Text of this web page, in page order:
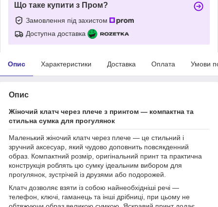
Що таке купити з Пром?
Замовлення під захистом
Доступна доставка
Опис Характеристики Доставка Оплата Умови
Опис
Жіночий клатч через плече з принтом — компактна та
стильна сумка для прогулянок
Маленький жіночий клатч через плече — це стильний і
зручний аксесуар, який чудово доповнить повсякденний
образ. Компактний розмір, оригінальний принт та практична
конструкція роблять цю сумку ідеальним вибором для
прогулянок, зустрічей із друзями або подорожей.
Клатч дозволяє взяти із собою найнеобхідніші речі —
телефон, ключі, гаманець та інші дрібниці, при цьому не